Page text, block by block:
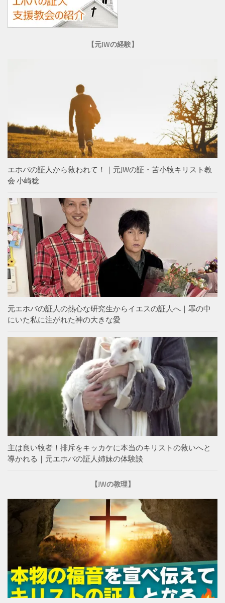
【元JWの経験】
エホバの証人から救われて！｜元JWの証・苫小牧キリスト教
会 小崎稔
元エホバの証人の熱心な研究生からイエスの証人へ｜罪の中
にいた私に注がれた神の大きな愛
主は良い牧者！排斥をキッカケに本当のキリストの救いへと
導かれる｜元エホバの証人姉妹の体験談
【JWの教理】